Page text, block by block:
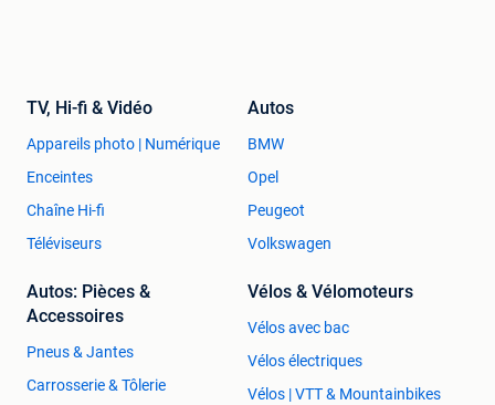
TV, Hi-fi & Vidéo
Appareils photo | Numérique
Enceintes
Chaîne Hi-fi
Téléviseurs
Autos
BMW
Opel
Peugeot
Volkswagen
Autos: Pièces &
Accessoires
Pneus & Jantes
Carrosserie & Tôlerie
Vélos & Vélomoteurs
Vélos avec bac
Vélos électriques
Vélos | VTT & Mountainbikes